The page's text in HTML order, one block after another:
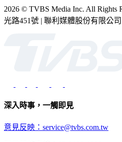
2026 © TVBS Media Inc. All Rights
光路451號 | 聯利媒體股份有限公司
深入時事，一觸即見
意見反映：service@tvbs.com.tw